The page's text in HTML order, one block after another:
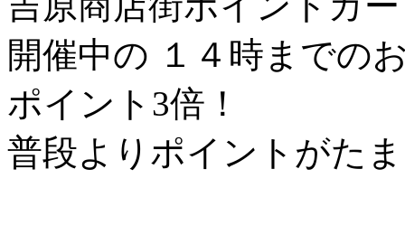
開催中の １４時までの
ポイント3倍！
普段よりポイントがた